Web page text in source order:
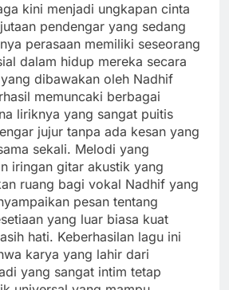
kini menjadi ungkapan cinta
pendengar yang sedang
perasaan memiliki seseorang
dalam hidup mereka secara
dibawakan oleh Nadhif
memuncaki berbagai
liriknya yang sangat puitis
jujur tanpa ada kesan yang
sekali. Melodi yang
iringan gitar akustik yang
ruang bagi vokal Nadhif yang
pesan tentang
yang luar biasa kuat
hati. Keberhasilan lagu ini
karya yang lahir dari
yang sangat intim tetap